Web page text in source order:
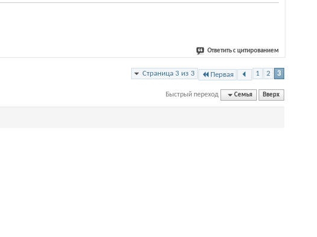
Ответить с цитированием
Страница 3 из 3 Первая 1 2 3
Быстрый переход Семья Вверх